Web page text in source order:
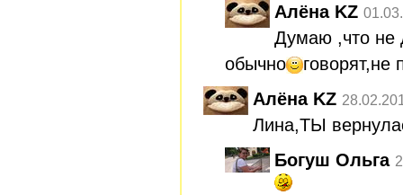
Алёна KZ
Думаю ,что не
обычно
говорят,не
Алёна KZ
Лина,ТЫ
Богуш Ольга